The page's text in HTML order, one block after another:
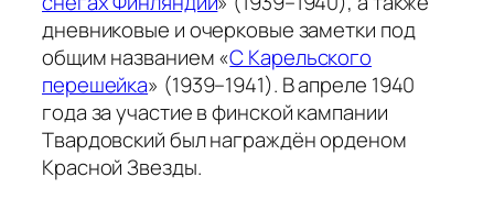
дневниковые и очерковые заметки под
общим названием «С Карельского
перешейка» (1939–1941). В апреле 1940
года за участие в финской кампании
Твардовский был награждён орденом
Красной Звезды.